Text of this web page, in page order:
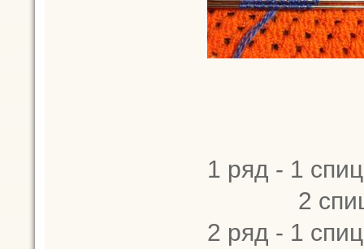
1 ряд - 1
2 спица
2 ряд - 1